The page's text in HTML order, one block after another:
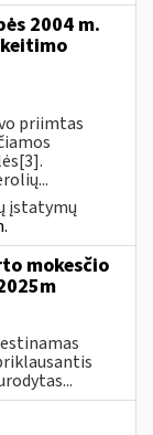
2004 m.
priimtas
įstatymų
mokesčio